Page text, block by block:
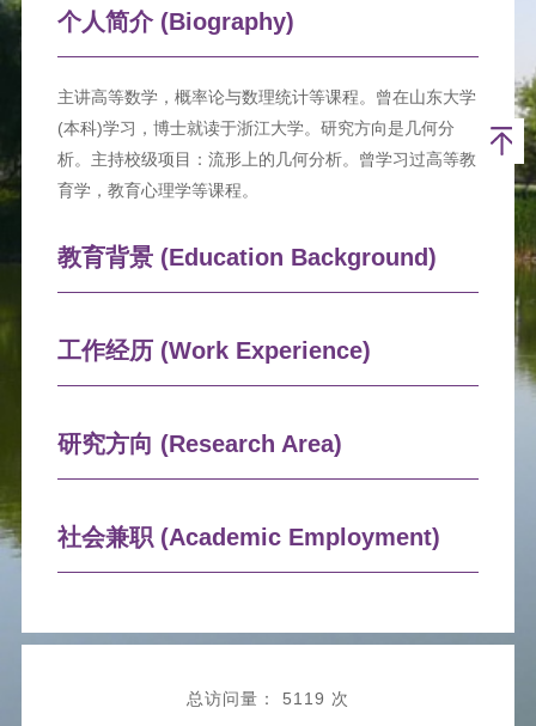
个人简介 (Biography)
主讲高等数学，概率论与数理统计等课程。曾在山东大学
(本科)学习，博士就读于浙江大学。研究方向是几何分
析。主持校级项目：流形上的几何分析。曾学习过高等教
育学，教育心理学等课程。
教育背景 (Education Background)
工作经历 (Work Experience)
研究方向 (Research Area)
社会兼职 (Academic Employment)
总访问量： 5119 次